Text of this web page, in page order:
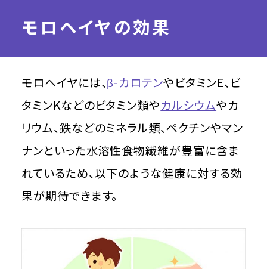
モロヘイヤの効果
モロヘイヤには、β-カロテンやビタミンE、ビ
タミンKなどのビタミン類やカルシウムやカ
リウム、鉄などのミネラル類、ペクチンやマン
ナンといった水溶性食物繊維が豊富に含ま
れているため、以下のような健康に対する効
果が期待できます。